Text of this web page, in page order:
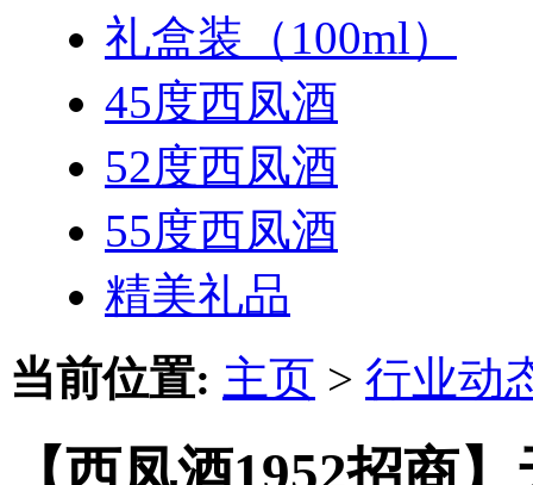
礼盒装（100ml）
45度西凤酒
52度西凤酒
55度西凤酒
精美礼品
当前位置: 主页 > 行业动